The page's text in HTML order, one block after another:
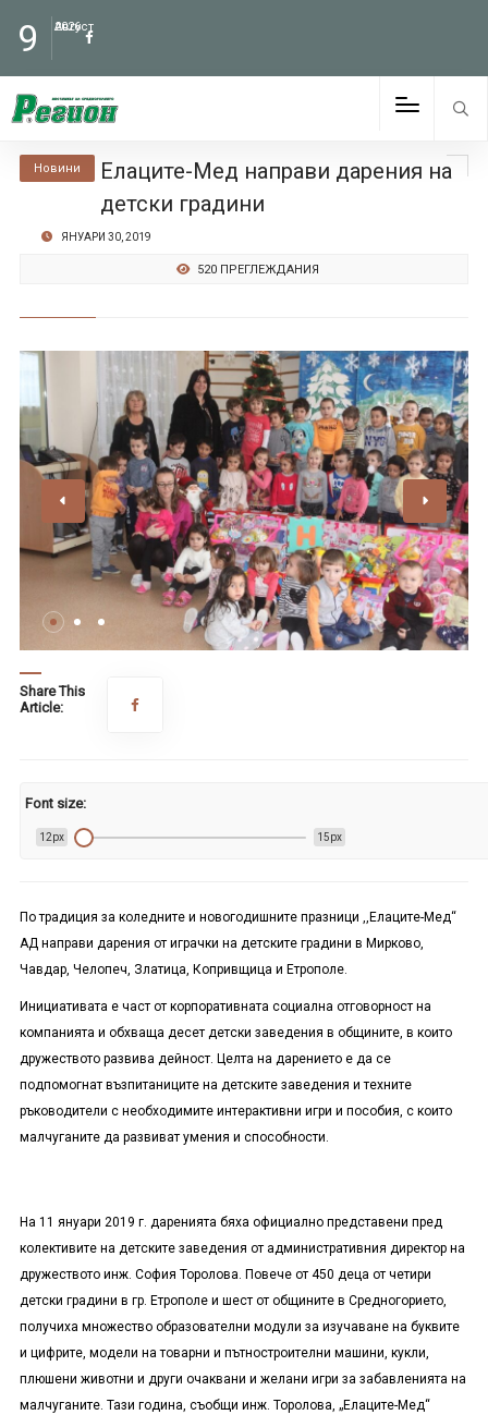
9 Август
2026
Новини
Елаците-Мед направи дарения на
детски градини
ЯНУАРИ 30, 2019
520 ПРЕГЛЕЖДАНИЯ
Share This
Article:
Font size:
12px 15px
По традиция за коледните и новогодишните празници ,,Елаците-Мед‘‘
АД направи дарения от играчки на детските градини в Мирково,
Чавдар, Челопеч, Златица, Копривщица и Етрополе.
Инициативата е част от корпоративната социална отговорност на
компанията и обхваща десет детски заведения в общините, в които
дружеството развива дейност. Целта на дарението е да се
подпомогнат възпитаниците на детските заведения и техните
ръководители с необходимите интерактивни игри и пособия, с които
малчуганите да развиват умения и способности.
На 11 януари 2019 г. даренията бяха официално представени пред
колективите на детските заведения от административния директор на
дружеството инж. София Торолова. Повече от 450 деца от четири
детски градини в гр. Етрополе и шест от общините в Средногорието,
получиха множество образователни модули за изучаване на буквите
и цифрите, модели на товарни и пътностроителни машини, кукли,
плюшени животни и други очаквани и желани игри за забавленията на
малчуганите. Тази година, съобщи инж. Торолова, „Елаците-Мед“